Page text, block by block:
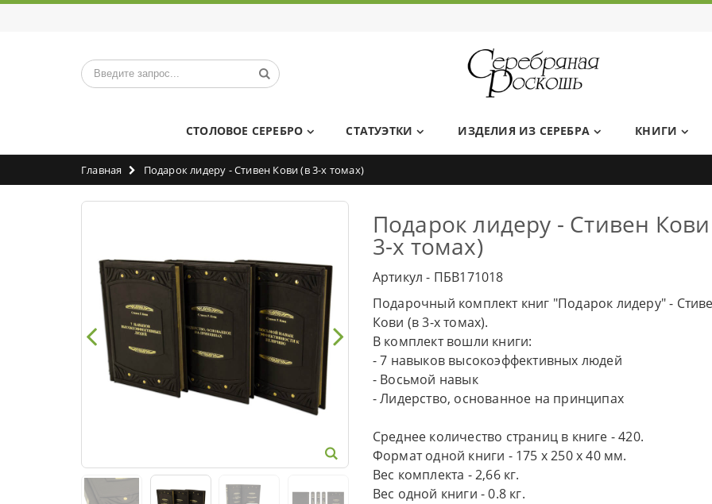
СТОЛОВОЕ СЕРЕБРО СТАТУЭТКИ ИЗДЕЛИЯ ИЗ СЕРЕБРА КНИГИ
Главная Подарок лидеру - Стивен Кови (в 3-х томах)
Подарок лидеру - Стивен
3-х томах)
Артикул - ПБВ171018
Подарочный комплект книг "Подарок лидеру" -
Кови (в 3-х томах).
В комплект вошли книги:
- 7 навыков высокоэффективных людей
- Восьмой навык
- Лидерство, основанное на принципах
Среднее количество страниц в книге - 420.
Формат одной книги - 175 х 250 х 40 мм.
Вес комплекта - 2,66 кг.
Вес одной книги - 0.8 кг.